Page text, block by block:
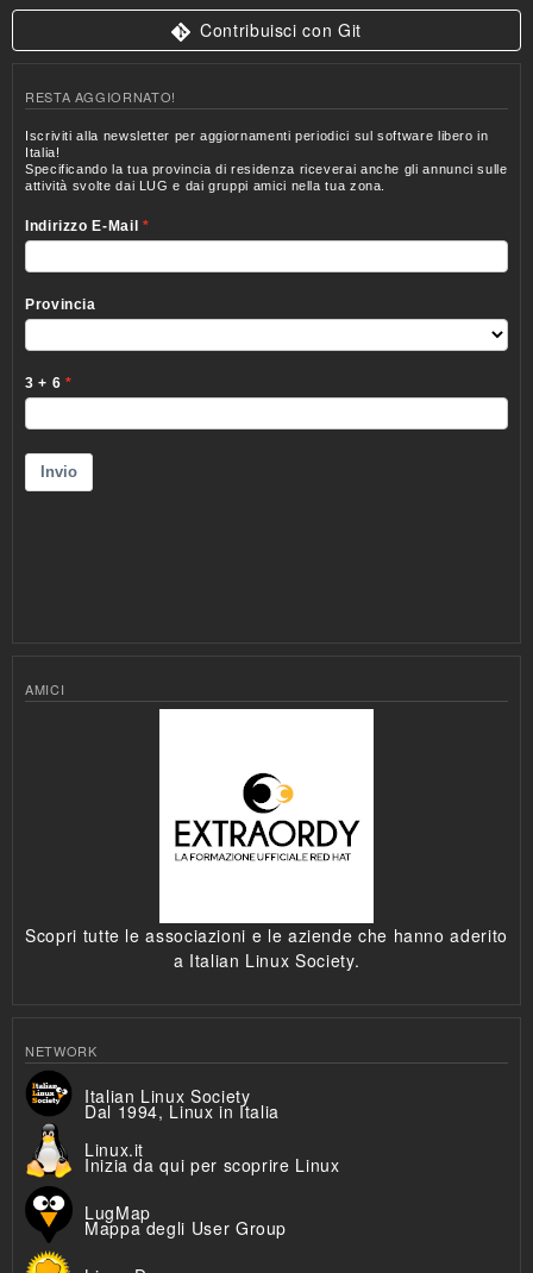
Contribuisci con Git
RESTA AGGIORNATO!
AMICI
Scopri tutte le associazioni e le aziende che hanno aderito
a Italian Linux Society.
NETWORK
Italian Linux Society
Dal 1994, Linux in Italia
Linux.it
Inizia da qui per scoprire Linux
LugMap
Mappa degli User Group